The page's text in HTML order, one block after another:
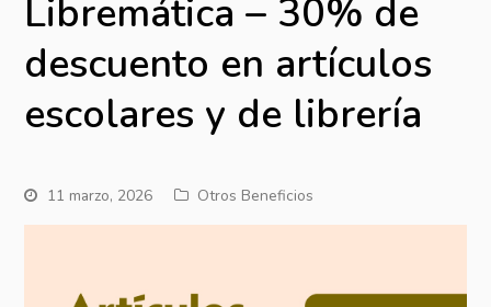
Libremática – 30% de
descuento en artículos
escolares y de librería
11 marzo, 2026 Otros Beneficios